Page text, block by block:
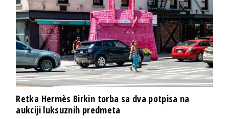
Retka Hermès Birkin torba sa dva potpisa na
aukciji luksuznih predmeta